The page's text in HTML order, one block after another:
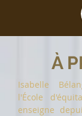
À
Isabelle
l'École
enseigne